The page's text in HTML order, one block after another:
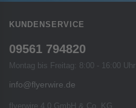
KUNDENSERVICE
09561 794820
Montag bis Freitag: 8:00 - 16:00 Uhr
info@flyerwire.de
flyerwire 4.0 GmbH & Co. KG